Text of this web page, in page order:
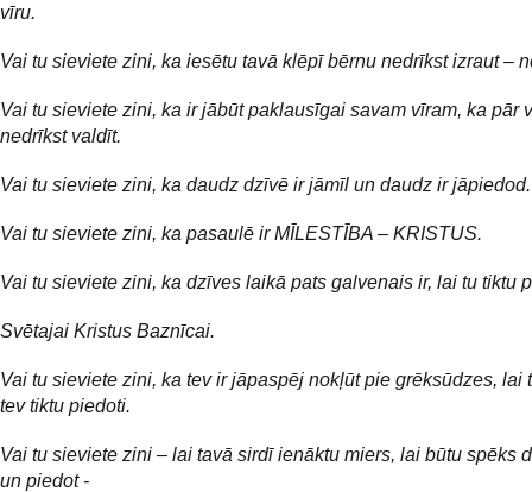
vīru.
Vai tu sieviete zini, ka iesētu tavā klēpī bērnu nedrīkst izraut –
Vai tu sieviete zini, ka ir jābūt paklausīgai savam vīram, ka pār
nedrīkst valdīt.
Vai tu sieviete zini, ka daudz dzīvē ir jāmīl un daudz ir jāpiedod.
Vai tu sieviete zini, ka pasaulē ir MĪLESTĪBA – KRISTUS.
Vai tu sieviete zini, ka dzīves laikā pats galvenais ir, lai tu tiktu
Svētajai Kristus Baznīcai.
Vai tu sieviete zini, ka tev ir jāpaspēj nokļūt pie grēksūdzes, lai
tev tiktu piedoti.
Vai tu sieviete zini – lai tavā sirdī ienāktu miers, lai būtu spēks
un piedot -